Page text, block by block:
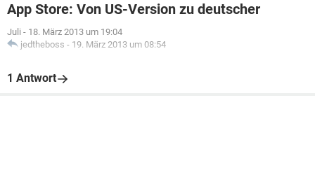
App Store: Von US-Version zu deutscher
Juli - 18. März 2013 um 19:04
jedtheboss - 19. März 2013 um 08:54
1 Antwort